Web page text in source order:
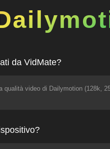
da VidMate?
video di Dailymotion (128k,